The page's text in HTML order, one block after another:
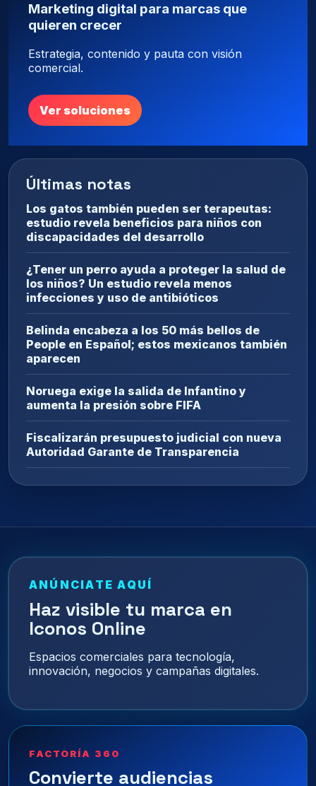
Marketing digital para marcas que
quieren crecer
Estrategia, contenido y pauta con visión
comercial.
Ver soluciones
Últimas notas
Los gatos también pueden ser terapeutas:
estudio revela beneficios para niños con
discapacidades del desarrollo
¿Tener un perro ayuda a proteger la salud de
los niños? Un estudio revela menos
infecciones y uso de antibióticos
Belinda encabeza a los 50 más bellos de
People en Español; estos mexicanos también
aparecen
Noruega exige la salida de Infantino y
aumenta la presión sobre FIFA
Fiscalizarán presupuesto judicial con nueva
Autoridad Garante de Transparencia
ANÚNCIATE AQUÍ
Haz visible tu marca en
Iconos Online
Espacios comerciales para tecnología,
innovación, negocios y campañas digitales.
FACTORÍA 360
Convierte audiencias